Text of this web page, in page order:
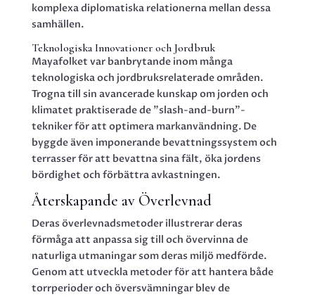
komplexa diplomatiska relationerna mellan dessa
samhällen.
Teknologiska Innovationer och Jordbruk
Mayafolket var banbrytande inom många
teknologiska och jordbruksrelaterade områden.
Trogna till sin avancerade kunskap om jorden och
klimatet praktiserade de ”slash-and-burn”-
tekniker för att optimera markanvändning. De
byggde även imponerande bevattningssystem och
terrasser för att bevattna sina fält, öka jordens
bördighet och förbättra avkastningen.
Återskapande av Överlevnad
Deras överlevnadsmetoder illustrerar deras
förmåga att anpassa sig till och övervinna de
naturliga utmaningar som deras miljö medförde.
Genom att utveckla metoder för att hantera både
torrperioder och översvämningar blev de